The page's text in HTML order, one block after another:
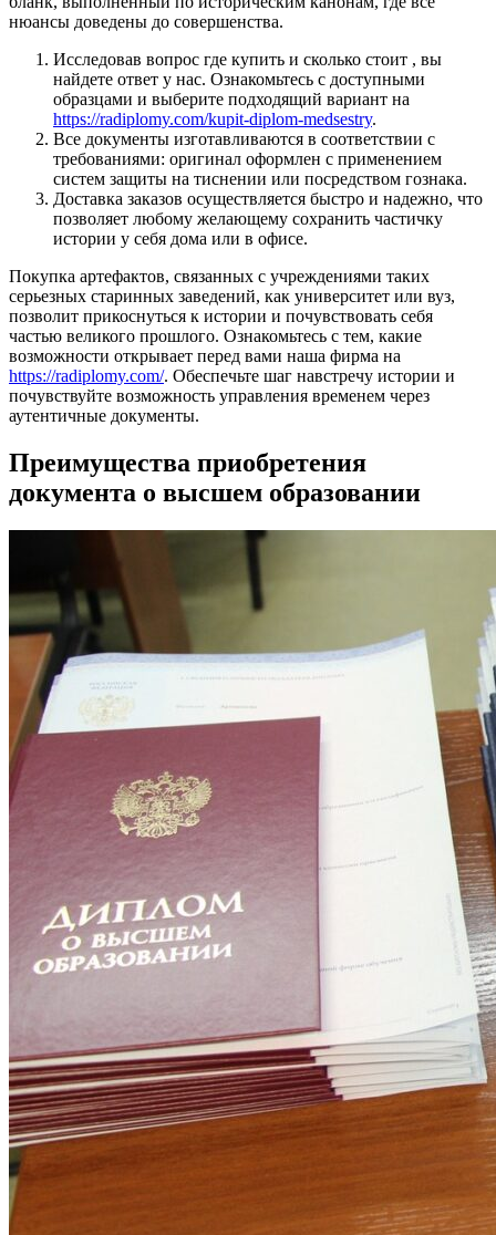
нюансы доведены до совершенства.
Исследовав вопрос где купить и сколько стоит , вы
найдете ответ у нас. Ознакомьтесь с доступными
образцами и выберите подходящий вариант на
https://radiplomy.com/kupit-diplom-medsestry.
Все документы изготавливаются в соответствии с
требованиями: оригинал оформлен с применением
систем защиты на тиснении или посредством гознака.
Доставка заказов осуществляется быстро и надежно, что
позволяет любому желающему сохранить частичку
истории у себя дома или в офисе.
Покупка артефактов, связанных с учреждениями таких
серьезных старинных заведений, как университет или вуз,
позволит прикоснуться к истории и почувствовать себя
частью великого прошлого. Ознакомьтесь с тем, какие
возможности открывает перед вами наша фирма на
https://radiplomy.com/. Обеспечьте шаг навстречу истории и
почувствуйте возможность управления временем через
аутентичные документы.
Преимущества приобретения
документа о высшем образовании